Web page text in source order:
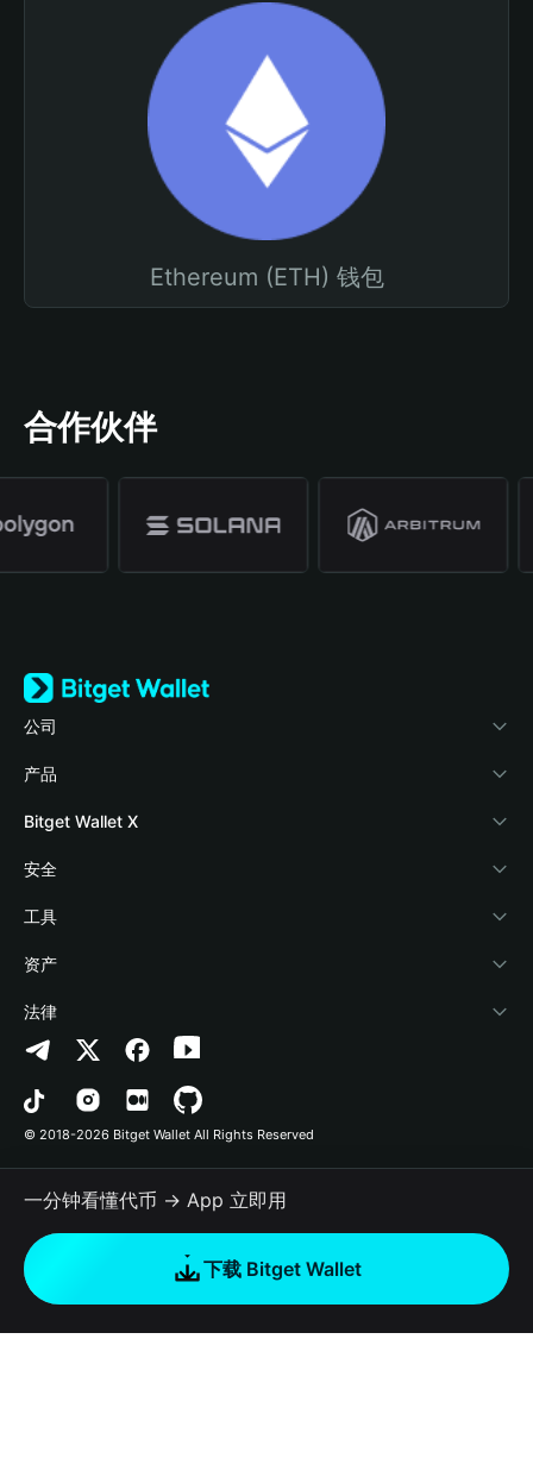
Ethereum (ETH) 钱包
合作伙伴
公司
关于 Bitget Wallet
博客
学院
加密资讯
帮助中心
联系我们
品牌资源
工作机会
产品
加密卡
稳定币理财
Payfi Crypto
Crypto Swap API
山寨季指数
预测市场
DApp
RWA
如何购买加密货币
Bitget Wallet X
开发者文档
接入钱包
Bitget Wallet Pay
合作上架
安全
风险保障基金
安全防护技术
工具
快捷买币
授权检测
合约检测
批量转账
资产
Arbitrum
Avalanche
Bitcoin
Polygon
法律
隐私协议
用户使用协议
© 2018-2026 Bitget Wallet All Rights Reserved
一分钟看懂代币 → App 立即用
下载 Bitget Wallet